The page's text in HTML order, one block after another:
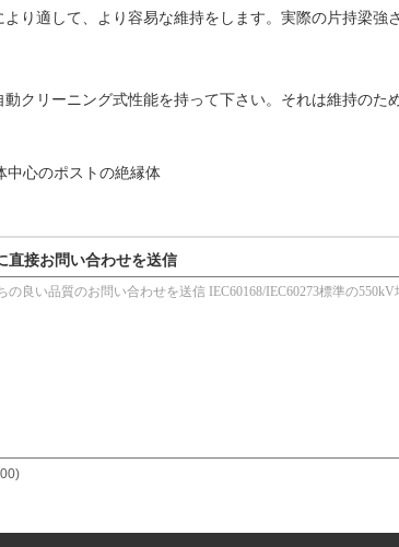
り適して、より容易な維持をします。実際の片持梁強
クリーニング式性能を持って下さい。それは維持のた
中心のポストの絶縁体
直接お問い合わせを送信